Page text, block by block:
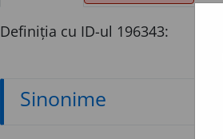
Definiția cu ID-ul 196343:
Sinonime